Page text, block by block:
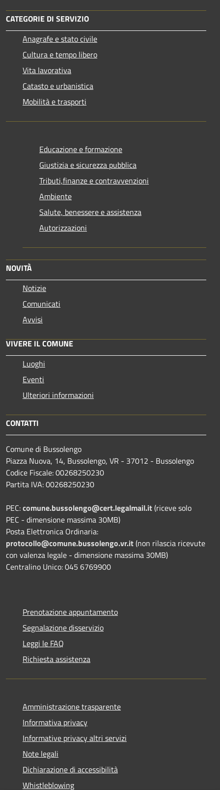
CATEGORIE DI SERVIZIO
Anagrafe e stato civile
Cultura e tempo libero
Vita lavorativa
Catasto e urbanistica
Mobilità e trasporti
Educazione e formazione
Giustizia e sicurezza pubblica
Tributi,finanze e contravvenzioni
Ambiente
Salute, benessere e assistenza
Autorizzazioni
NOVITÀ
Notizie
Comunicati
Avvisi
VIVERE IL COMUNE
Luoghi
Eventi
Ulteriori informazioni
CONTATTI
Comune di Bussolengo
Piazza Nuova, 14, Bussolengo, VR - 37012 - Bussolengo
Codice Fiscale: 00268250230
Partita IVA: 00268250230
PEC:comune.bussolengo@cert.legalmail.it(riceve solo
PEC - dimensione massima 30MB)
Posta Elettronica Ordinaria:
protocollo@comune.bussolengo.vr.it(non rilascia ricevute
con valenza legale - dimensione massima 30MB)
Centralino Unico: 045 6769900
Prenotazione appuntamento
Segnalazione disservizio
Leggi le FAQ
Richiesta assistenza
Amministrazione trasparente
Informativa privacy
Informative privacy altri servizi
Note legali
Dichiarazione di accessibilità
Whistleblowing